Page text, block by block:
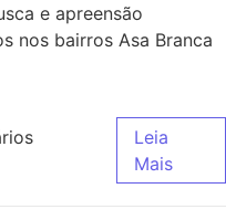
e apreensão
nos bairros Asa Branca
Leia
Mais